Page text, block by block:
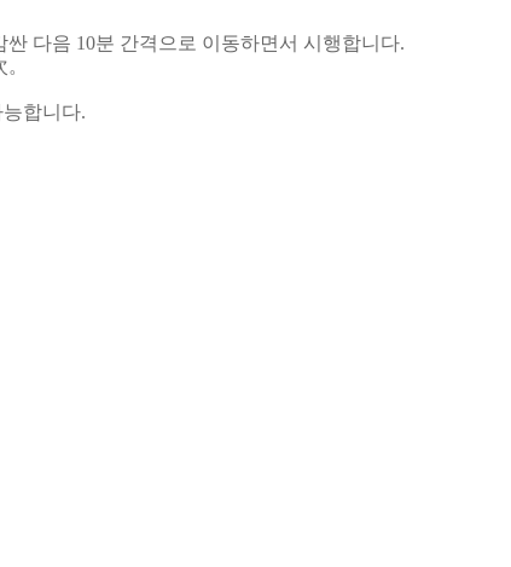
다음 10분 간격으로 이동하면서 시행합니다.
합니다.